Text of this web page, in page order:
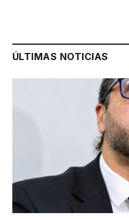
ÚLTIMAS NOTICIAS